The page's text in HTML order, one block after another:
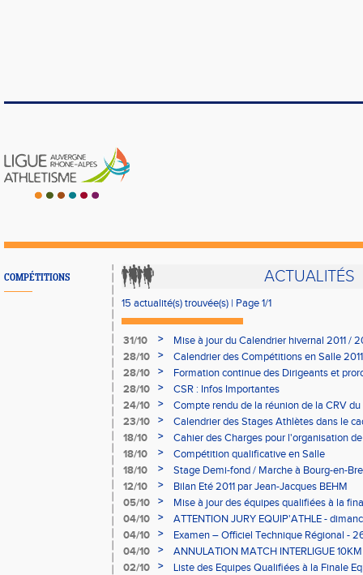
COMPÉTITIONS ACTUALITÉS
15 actualité(s) trouvée(s) | Page 1/1
31/10 >
Mise à jour du Calendrier hivernal 2011 /
28/10
>
Calendrier des Compétitions en Salle
28/10
>
Formation continue des Dirigeants et
Examens
28/10 >
CSR : Infos Importantes
24/10
>
Compte rendu de la réunion de la CRV du
23/10
>
Calendrier des Stages Athlètes dans le
18/10
>
Cahier des Charges pour l'organisation
30/09/2011
18/10 >
Compétition qualificative en Salle
18/10
>
Stage Demi-fond / Marche à Bourg-en-
12/10
>
Bilan Eté 2011 par Jean-Jacques BEHM
05/10
>
Mise à jour des équipes qualifiées à la
04/10
>
ATTENTION JURY EQUIP'ATHLE -
04/10
>
Examen – Officiel Technique Régional -
04/10
>
ANNULATION MATCH INTERLIGUE
02/10
>
Liste des Equipes Qualifiées à la Finale